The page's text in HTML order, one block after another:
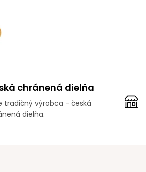
chránená dielňa
tradičný výrobca - česká
dielňa.